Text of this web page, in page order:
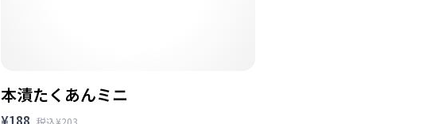
本漬たくあんミニ